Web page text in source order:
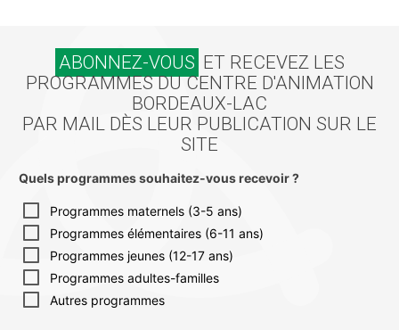
ABONNEZ-VOUS ET RECEVEZ LES
PROGRAMMES DU CENTRE D'ANIMATION
BORDEAUX-LAC
PAR MAIL DÈS LEUR PUBLICATION SUR LE
SITE
Quels programmes souhaitez-vous recevoir ?
Programmes maternels (3-5 ans)
Programmes élémentaires (6-11 ans)
Programmes jeunes (12-17 ans)
Programmes adultes-familles
Autres programmes